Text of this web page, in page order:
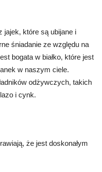
jajek, które są ubijane i
śniadanie ze względu na
bogata w białko, które jest
w naszym ciele.
odżywczych, takich
i cynk.
że jest doskonałym